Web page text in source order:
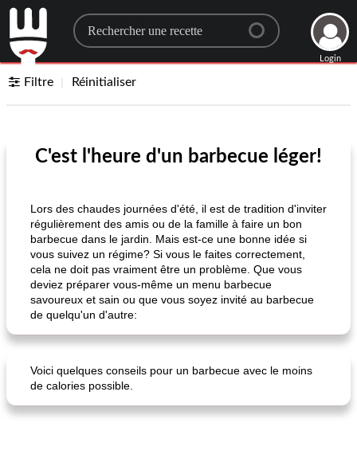
Search for a recipe
Login
Filtre Réinitialiser
C'est l'heure d'un barbecue léger!
Lors des chaudes journées d'été, il est de tradition d'inviter
régulièrement des amis ou de la famille à faire un bon
barbecue dans le jardin. Mais est-ce une bonne idée si
vous suivez un régime? Si vous le faites correctement,
cela ne doit pas vraiment être un problème. Que vous
deviez préparer vous-même un menu barbecue
savoureux et sain ou que vous soyez invité au barbecue
de quelqu'un d'autre:
Voici quelques conseils pour un barbecue avec le moins
de calories possible.